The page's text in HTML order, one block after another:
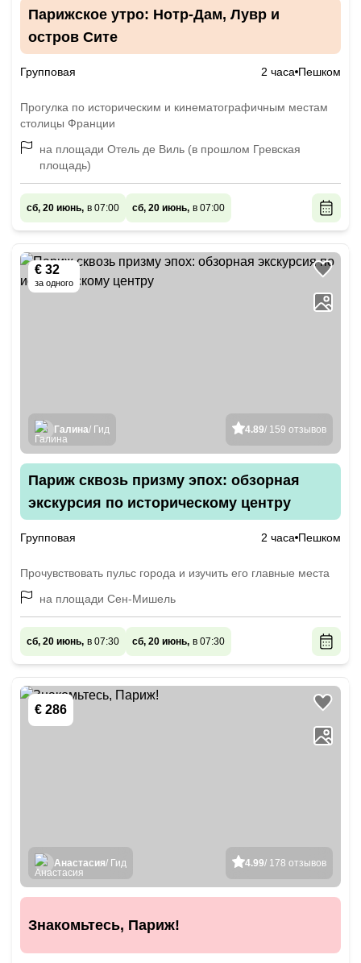
Парижское утро: Нотр-Дам, Лувр и
остров Сите
Групповая 2 часа Пешком
Прогулка по историческим и кинематографичным местам
столицы Франции
на площади Отель де Виль (в прошлом Гревская
площадь)
сб, 20 июнь, в 07:00 сб, 20 июнь, в 07:00
€ 32
за одного
4.89/ 159 отзывов
Галина/ Гид
Париж сквозь призму эпох: обзорная
экскурсия по историческому центру
Групповая 2 часа Пешком
Прочувствовать пульс города и изучить его главные места
на площади Сен-Мишель
сб, 20 июнь, в 07:30 сб, 20 июнь, в 07:30
€ 286
4.99/ 178 отзывов
Анастасия/ Гид
Знакомьтесь, Париж!